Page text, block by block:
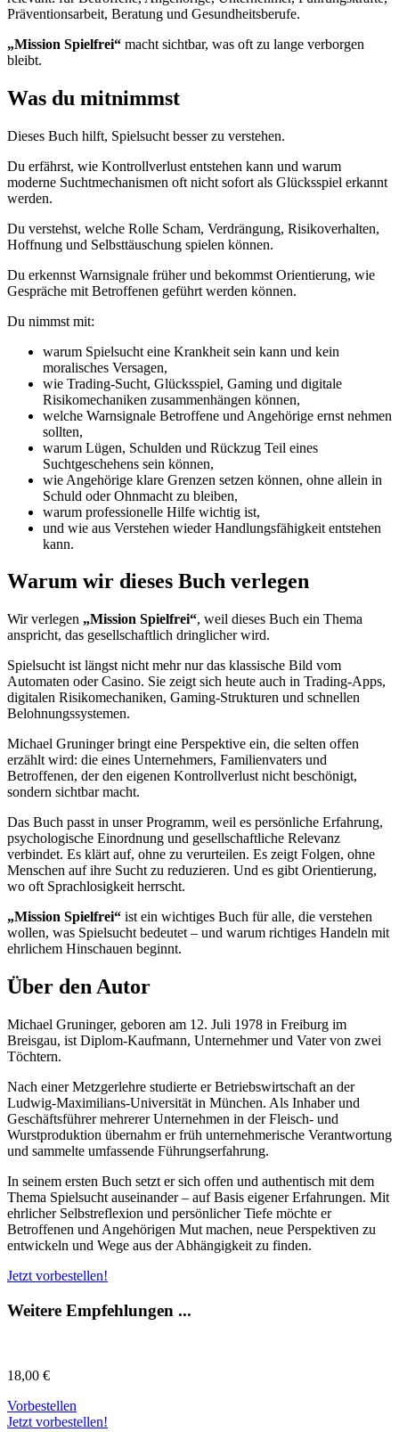
Präventionsarbeit, Beratung und Gesundheitsberufe.
„Mission Spielfrei“ macht sichtbar, was oft zu lange verborgen
bleibt.
Was du mitnimmst
Dieses Buch hilft, Spielsucht besser zu verstehen.
Du erfährst, wie Kontrollverlust entstehen kann und warum
moderne Suchtmechanismen oft nicht sofort als Glücksspiel erkannt
werden.
Du verstehst, welche Rolle Scham, Verdrängung, Risikoverhalten,
Hoffnung und Selbsttäuschung spielen können.
Du erkennst Warnsignale früher und bekommst Orientierung, wie
Gespräche mit Betroffenen geführt werden können.
Du nimmst mit:
warum Spielsucht eine Krankheit sein kann und kein
moralisches Versagen,
wie Trading-Sucht, Glücksspiel, Gaming und digitale
Risikomechaniken zusammenhängen können,
welche Warnsignale Betroffene und Angehörige ernst nehmen
sollten,
warum Lügen, Schulden und Rückzug Teil eines
Suchtgeschehens sein können,
wie Angehörige klare Grenzen setzen können, ohne allein in
Schuld oder Ohnmacht zu bleiben,
warum professionelle Hilfe wichtig ist,
und wie aus Verstehen wieder Handlungsfähigkeit entstehen
kann.
Warum wir dieses Buch verlegen
Wir verlegen „Mission Spielfrei“, weil dieses Buch ein Thema
anspricht, das gesellschaftlich dringlicher wird.
Spielsucht ist längst nicht mehr nur das klassische Bild vom
Automaten oder Casino. Sie zeigt sich heute auch in Trading-Apps,
digitalen Risikomechaniken, Gaming-Strukturen und schnellen
Belohnungssystemen.
Michael Gruninger bringt eine Perspektive ein, die selten offen
erzählt wird: die eines Unternehmers, Familienvaters und
Betroffenen, der den eigenen Kontrollverlust nicht beschönigt,
sondern sichtbar macht.
Das Buch passt in unser Programm, weil es persönliche Erfahrung,
psychologische Einordnung und gesellschaftliche Relevanz
verbindet. Es klärt auf, ohne zu verurteilen. Es zeigt Folgen, ohne
Menschen auf ihre Sucht zu reduzieren. Und es gibt Orientierung,
wo oft Sprachlosigkeit herrscht.
„Mission Spielfrei“ ist ein wichtiges Buch für alle, die verstehen
wollen, was Spielsucht bedeutet – und warum richtiges Handeln mit
ehrlichem Hinschauen beginnt.
Über den Autor
Michael Gruninger, geboren am 12. Juli 1978 in Freiburg im
Breisgau, ist Diplom-Kaufmann, Unternehmer und Vater von zwei
Töchtern.
Nach einer Metzgerlehre studierte er Betriebswirtschaft an der
Ludwig-Maximilians-Universität in München. Als Inhaber und
Geschäftsführer mehrerer Unternehmen in der Fleisch- und
Wurstproduktion übernahm er früh unternehmerische Verantwortung
und sammelte umfassende Führungserfahrung.
In seinem ersten Buch setzt er sich offen und authentisch mit dem
Thema Spielsucht auseinander – auf Basis eigener Erfahrungen. Mit
ehrlicher Selbstreflexion und persönlicher Tiefe möchte er
Betroffenen und Angehörigen Mut machen, neue Perspektiven zu
entwickeln und Wege aus der Abhängigkeit zu finden.
Jetzt vorbestellen!
Weitere Empfehlungen ...
18,00 €
Vorbestellen
Jetzt vorbestellen!